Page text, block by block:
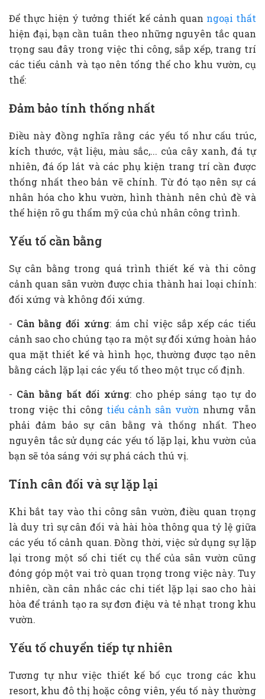
Để thực hiện ý tưởng thiết kế cảnh quan ngoại thất
hiện đại, bạn cần tuân theo những nguyên tắc quan
trọng sau đây trong việc thi công, sắp xếp, trang trí
các tiểu cảnh và tạo nên tổng thể cho khu vườn, cụ
thể:
Đảm bảo tính thống nhất
Điều này đồng nghĩa rằng các yếu tố như cấu trúc,
kích thước, vật liệu, màu sắc,... của cây xanh, đá tự
nhiên, đá ốp lát và các phụ kiện trang trí cần được
thống nhất theo bản vẽ chính. Từ đó tạo nên sự cá
nhân hóa cho khu vườn, hình thành nên chủ đề và
thể hiện rõ gu thẩm mỹ của chủ nhân công trình.
Yếu tố cần bằng
Sự cân bằng trong quá trình thiết kế và thi công
cảnh quan sân vườn được chia thành hai loại chính:
đối xứng và không đối xứng.
- Cân bằng đối xứng: ám chỉ việc sắp xếp các tiểu
cảnh sao cho chúng tạo ra một sự đối xứng hoàn hảo
qua mặt thiết kế và hình học, thường được tạo nên
bằng cách lặp lại các yếu tố theo một trục cố định.
- Cân bằng bất đối xứng: cho phép sáng tạo tự do
trong việc thi công tiểu cảnh sân vườn nhưng vẫn
phải đảm bảo sự cân bằng và thống nhất. Theo
nguyên tắc sử dụng các yếu tố lặp lại, khu vườn của
bạn sẽ tỏa sáng với sự phá cách thú vị.
Tính cân đối và sự lặp lại
Khi bắt tay vào thi công sân vườn, điều quan trọng
là duy trì sự cân đối và hài hòa thông qua tỷ lệ giữa
các yếu tố cảnh quan. Đồng thời, việc sử dụng sự lặp
lại trong một số chi tiết cụ thể của sân vườn cũng
đóng góp một vai trò quan trọng trong việc này. Tuy
nhiên, cần cân nhắc các chi tiết lặp lại sao cho hài
hòa để tránh tạo ra sự đơn điệu và tẻ nhạt trong khu
vườn.
Yếu tố chuyển tiếp tự nhiên
Tương tự như việc thiết kế bố cục trong các khu
resort, khu đô thị hoặc công viên, yếu tố này thường